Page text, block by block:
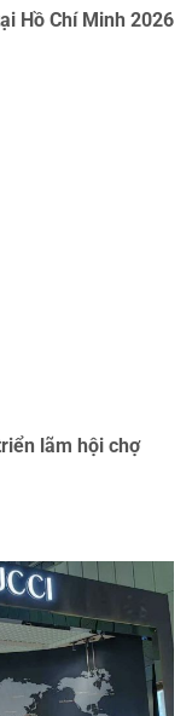
Hồ Chí Minh 2026
lãm hội chợ